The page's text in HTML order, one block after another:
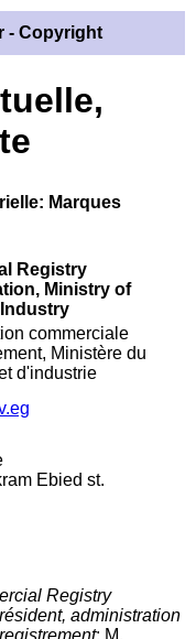
- Copyright
Marques
Registry
Ministry of
commerciale
Ministère du
d'industrie
Ebied st.
Registry
administration
: M.